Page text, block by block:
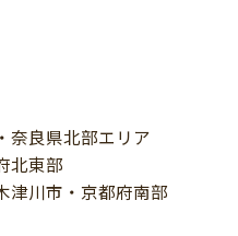
奈良県北部エリア
北東部
津川市・京都府南部